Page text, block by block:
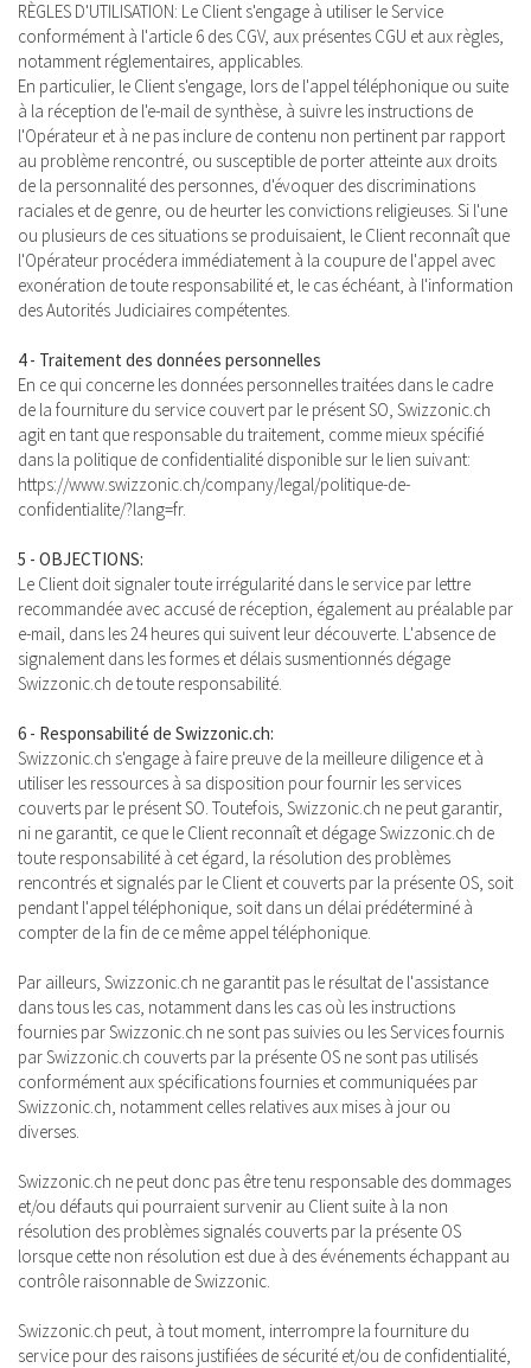
RÈGLES D'UTILISATION: Le Client s'engage à utiliser le Service
conformément à l'article 6 des CGV, aux présentes CGU et aux règles,
notamment réglementaires, applicables.
En particulier, le Client s'engage, lors de l'appel téléphonique ou suite
à la réception de l'e-mail de synthèse, à suivre les instructions de
l'Opérateur et à ne pas inclure de contenu non pertinent par rapport
au problème rencontré, ou susceptible de porter atteinte aux droits
de la personnalité des personnes, d'évoquer des discriminations
raciales et de genre, ou de heurter les convictions religieuses. Si l'une
ou plusieurs de ces situations se produisaient, le Client reconnaît que
l'Opérateur procédera immédiatement à la coupure de l'appel avec
exonération de toute responsabilité et, le cas échéant, à l'information
des Autorités Judiciaires compétentes.
4 - Traitement des données personnelles
En ce qui concerne les données personnelles traitées dans le cadre
de la fourniture du service couvert par le présent SO, Swizzonic.ch
agit en tant que responsable du traitement, comme mieux spécifié
dans la politique de confidentialité disponible sur le lien suivant:
https://www.swizzonic.ch/company/legal/politique-de-
confidentialite/?lang=fr.
5 - OBJECTIONS:
Le Client doit signaler toute irrégularité dans le service par lettre
recommandée avec accusé de réception, également au préalable par
e-mail, dans les 24 heures qui suivent leur découverte. L'absence de
signalement dans les formes et délais susmentionnés dégage
Swizzonic.ch de toute responsabilité.
6 - Responsabilité de Swizzonic.ch:
Swizzonic.ch s'engage à faire preuve de la meilleure diligence et à
utiliser les ressources à sa disposition pour fournir les services
couverts par le présent SO. Toutefois, Swizzonic.ch ne peut garantir,
ni ne garantit, ce que le Client reconnaît et dégage Swizzonic.ch de
toute responsabilité à cet égard, la résolution des problèmes
rencontrés et signalés par le Client et couverts par la présente OS, soit
pendant l'appel téléphonique, soit dans un délai prédéterminé à
compter de la fin de ce même appel téléphonique.
Par ailleurs, Swizzonic.ch ne garantit pas le résultat de l'assistance
dans tous les cas, notamment dans les cas où les instructions
fournies par Swizzonic.ch ne sont pas suivies ou les Services fournis
par Swizzonic.ch couverts par la présente OS ne sont pas utilisés
conformément aux spécifications fournies et communiquées par
Swizzonic.ch, notamment celles relatives aux mises à jour ou
diverses.
Swizzonic.ch ne peut donc pas être tenu responsable des dommages
et/ou défauts qui pourraient survenir au Client suite à la non
résolution des problèmes signalés couverts par la présente OS
lorsque cette non résolution est due à des événements échappant au
contrôle raisonnable de Swizzonic.
Swizzonic.ch peut, à tout moment, interrompre la fourniture du
service pour des raisons justifiées de sécurité et/ou de confidentialité,